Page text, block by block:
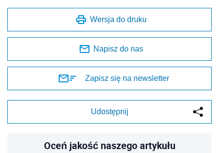
Wersja do druku
Napisz do nas
Zapisz się na newsletter
Udostępnij
Oceń jakość naszego artykułu